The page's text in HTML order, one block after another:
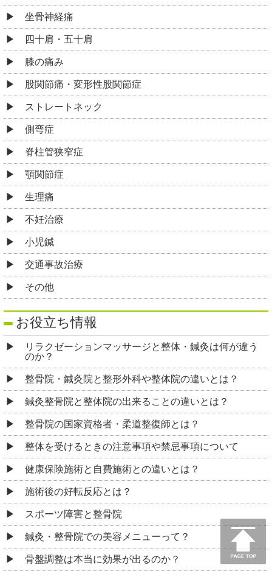
坐骨神経痛
四十肩・五十肩
膝の痛み
股関節痛・変形性股関節症
ストレートネック
側弯症
脊柱管狭窄症
顎関節症
生理痛
不妊治療
小児鍼
交通事故治療
その他
お役立ち情報
リラクゼーションマッサージと整体・鍼灸は何が違う
のか？
整骨院・鍼灸院と整形外科や整体院の違いとは？
鍼灸整骨院と整体院の出来ることの違いとは？
整骨院の国家資格者・柔道整復師とは？
整体を受けるときの注意事項や禁忌事項について
健康保険施術と自費施術との違いとは？
施術後の好転反応とは？
スポーツ障害と整骨院
鍼灸・整骨院での美容メニューって？
骨盤調整は本当に効果が出るのか？